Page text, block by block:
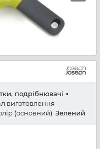
подрібнювачі
виготовлення
(основний): Зелений